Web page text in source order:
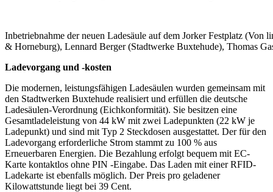
Inbetriebnahme der neuen Ladesäule auf dem Jorker Festplatz
& Horneburg), Lennard Berger (Stadtwerke Buxtehude), Thomas
Ladevorgang und -kosten
Die modernen, leistungsfähigen Ladesäulen wurden gemeinsam mit
den Stadtwerken Buxtehude realisiert und erfüllen die deutsche
Ladesäulen-Verordnung (Eichkonformität). Sie besitzen eine
Gesamtladeleistung von 44 kW mit zwei Ladepunkten (22 kW je
Ladepunkt) und sind mit Typ 2 Steckdosen ausgestattet. Der für den
Ladevorgang erforderliche Strom stammt zu 100 % aus
Erneuerbaren Energien. Die Bezahlung erfolgt bequem mit EC-
Karte kontaktlos ohne PIN -Eingabe. Das Laden mit einer RFID-
Ladekarte ist ebenfalls möglich. Der Preis pro geladener
Kilowattstunde liegt bei 39 Cent.